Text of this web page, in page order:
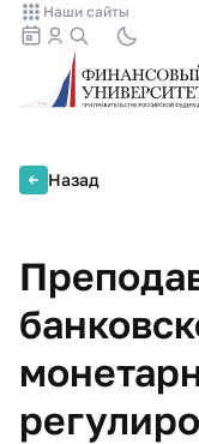
Наши сайты
Назад